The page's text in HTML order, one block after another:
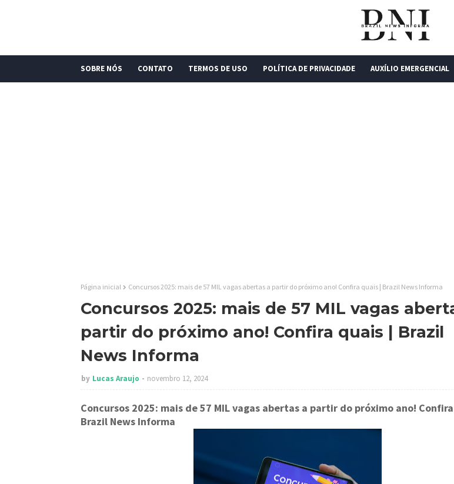
SOBRE NÓS CONTATO TERMOS DE USO POLÍTICA DE PRIVACIDADE AUXÍLIO EMERGENCIAL
Página inicial Concursos 2025: mais de 57 MIL vagas abertas a partir do próximo ano! Confira quais | Brazil News Informa
Concursos 2025: mais de 57 MIL vagas
partir do próximo ano! Confira quais | Brazil
News Informa
by Lucas Araujo novembro 12, 2024
Concursos 2025: mais de 57 MIL vagas abertas a partir do próximo ano!
Brazil News Informa